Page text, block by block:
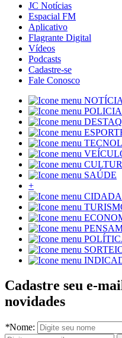
JC Notícias
Espacial FM
Aplicativo
Flagrante Digital
Vídeos
Podcasts
Cadastre-se
Fale Conosco
SAÚDE
+
Cadastre seu e-
novidades
*Nome: